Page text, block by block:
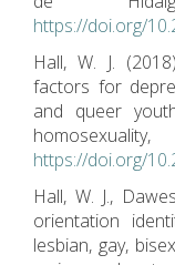
https://doi.org/
Hall, W. J.
factors for
and queer
https://doi.org/
Hall, W. J.,
orientation
lesbian, gay,